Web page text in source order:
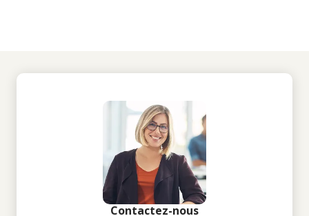
Contactez-nous